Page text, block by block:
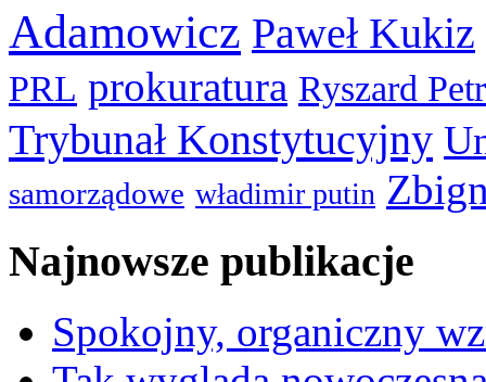
Adamowicz Paweł Kukiz
PRL prokuratura Ryszard
Trybunał Konstytucyjny
samorządowe władimir putin
Najnowsze publikacje
Spokojny, organiczny